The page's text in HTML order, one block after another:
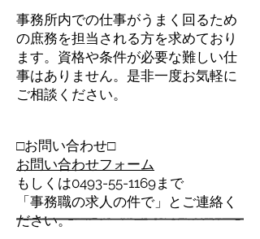
事務所内での仕事がうまく回るため
の庶務を担当される方を求めており
ます。資格や条件が必要な難しい仕
事はありません。是非一度お気軽に
ご相談ください。
□お問い合わせ□
お問い合わせフォーム
もしくは0493-55-1169​まで
「事務職の求人の件で」とご連絡く
ださい。